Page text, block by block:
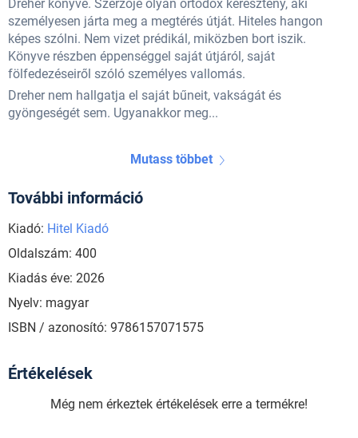
Dreher könyve. Szerzője olyan ortodox keresztény, aki
személyesen járta meg a megtérés útját. Hiteles hangon
képes szólni. Nem vizet prédikál, miközben bort iszik.
Könyve részben éppenséggel saját útjáról, saját
fölfedezéseiről szóló személyes vallomás.
Dreher nem hallgatja el saját bűneit, vakságát és
gyöngeségét sem. Ugyanakkor meg...
Mutass többet
További információ
Kiadó: Hitel Kiadó
Oldalszám: 400
Kiadás éve: 2026
Nyelv: magyar
ISBN / azonosító: 9786157071575
Értékelések
Még nem érkeztek értékelések erre a termékre!